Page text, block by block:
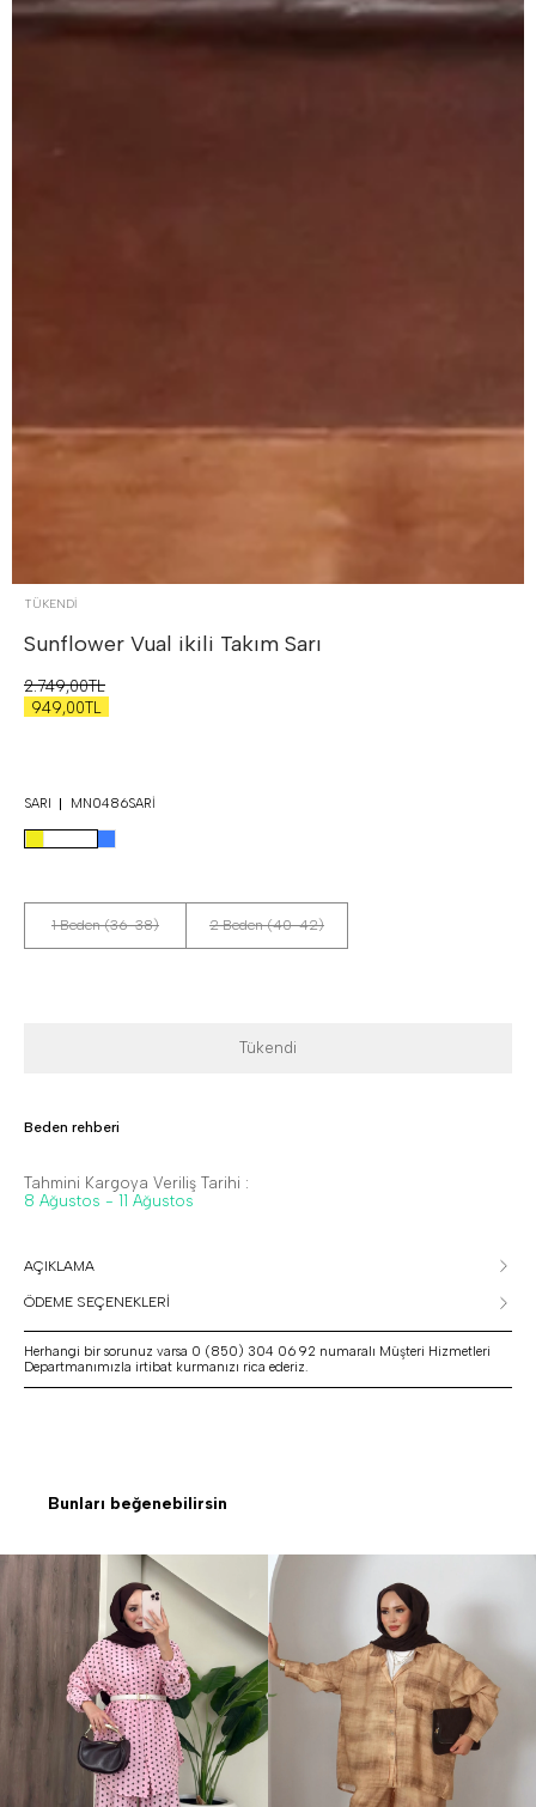
TÜKENDI
Sunflower Vual ikili Takım Sarı
2.749,00TL
949,00TL
SARI MN0486SARI
1 Beden (36-38) 2 Beden (40-42)
Tükendi
Beden rehberi
Tahmini Kargoya Veriliş Tarihi :
8 Ağustos - 11 Ağustos
AÇIKLAMA
ÖDEME SEÇENEKLERİ
Herhangi bir sorunuz varsa 0 (850) 304 06 92 numaralı Müşteri Hizmetleri
Departmanımızla irtibat kurmanızı rica ederiz.
Bunları beğenebilirsin